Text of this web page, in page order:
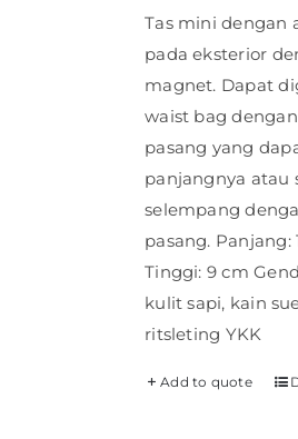
Tas mini dengan
pada eksterior
magnet. Dapat
waist bag
pasang yang
panjangnya atau
selempang
pasang. Panjang:
Tinggi: 9 cm
kulit sapi, kain
ritsleting YKK
Add to quote